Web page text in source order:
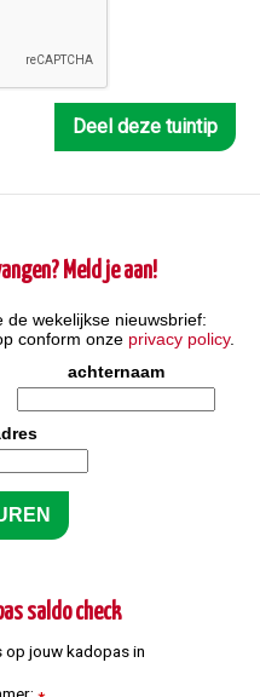
Meld je aan!
wekelijkse nieuwsbrief:
conform onze privacy policy.
achternaam
saldo check
jouw kadopas in